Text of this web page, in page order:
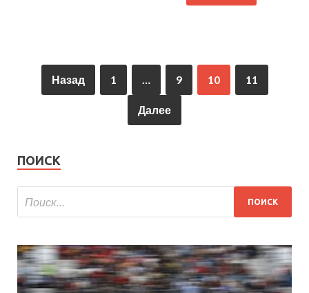
Назад 1 … 9 10 11
Далее
ПОИСК